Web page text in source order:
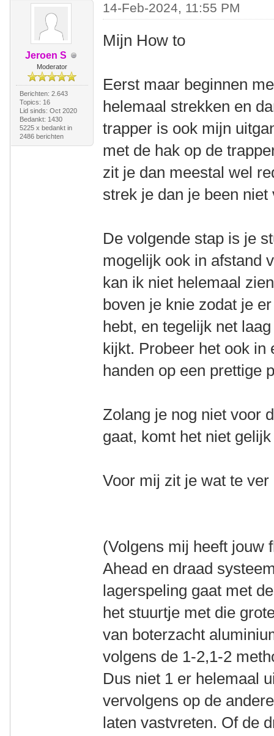
Jeroen S
Moderator
Berichten: 2.643
Topics: 16
Lid sinds: Oct 2020
Bedankt: 1430
5225 x bedankt in
2486 berichten
14-Feb-2024, 11:55 PM
Mijn How to
Eerst maar beginnen
helemaal strekken en
trapper is ook mijn
met de hak op de
zit je dan meestal wel
strek je dan je been niet
De volgende stap is je
mogelijk ook in afstand
kan ik niet helemaal
boven je knie zodat je
hebt, en tegelijk net
kijkt. Probeer het ook in
handen op een prettige
Zolang je nog niet voor
gaat, komt het niet
Voor mij zit je wat te
(Volgens mij heeft jouw
Ahead en draad
lagerspeling gaat met
het stuurtje met die
van boterzacht
volgens de 1-2,1-2
Dus niet 1 er helemaal
vervolgens op de
laten vastvreten. Of de